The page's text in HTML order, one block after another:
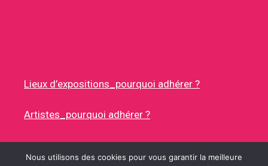
Lieux d’expositions_pourquoi adhérer ?
Artistes_pourquoi adhérer ?
Nous utilisons des cookies pour vous garantir la meilleure